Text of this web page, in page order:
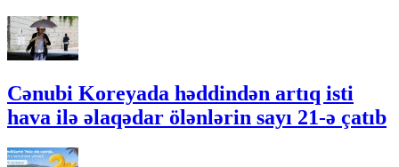
Cənubi Koreyada həddindən artıq isti
hava ilə əlaqədar ölənlərin sayı 21-ə çatıb